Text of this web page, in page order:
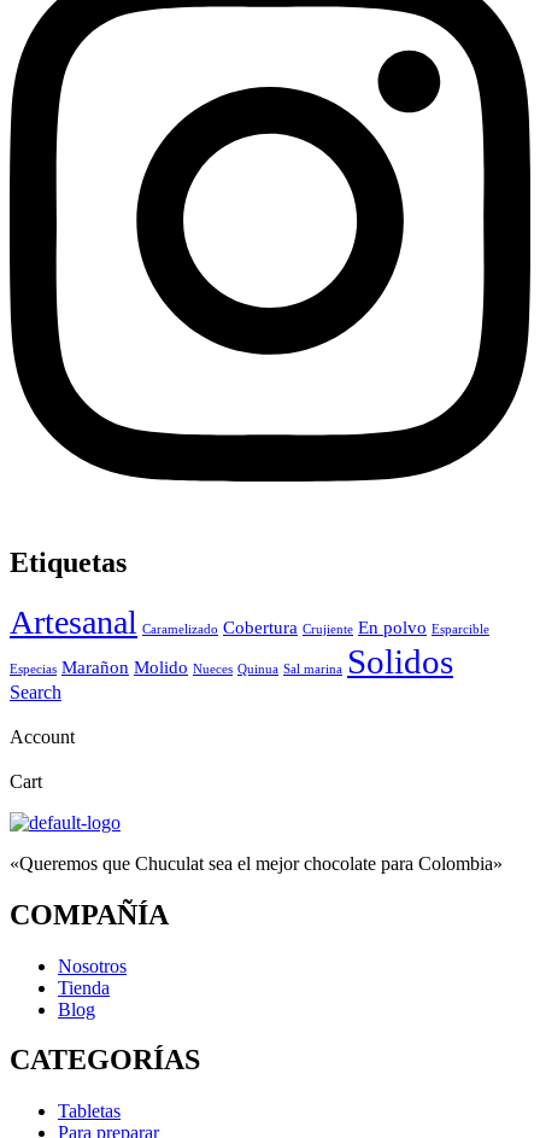
Etiquetas
Artesanal Caramelizado Cobertura Crujiente En polvo Esparcible
Especias Marañon Molido Nueces Quinua Sal marina Solidos
Search
Account
Cart
«Queremos que Chuculat sea el mejor chocolate para Colombia»
COMPAÑÍA
Nosotros
Tienda
Blog
CATEGORÍAS
Tabletas
Para preparar